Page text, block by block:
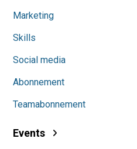
Marketing
Skills
Social media
Abonnement
Teamabonnement
Events